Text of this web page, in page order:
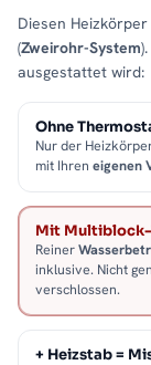
Diesen
(Zweirohr-System
ausgestattet wird:
Ohne
Nur der
mit Ihren eigenen
Mit
Reiner
inklusive. Nicht
verschlossen.
+ Heizstab =